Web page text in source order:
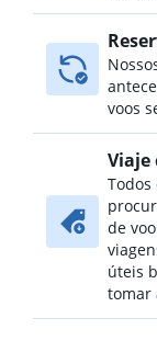
voos
Todos
de
úteis
tomar